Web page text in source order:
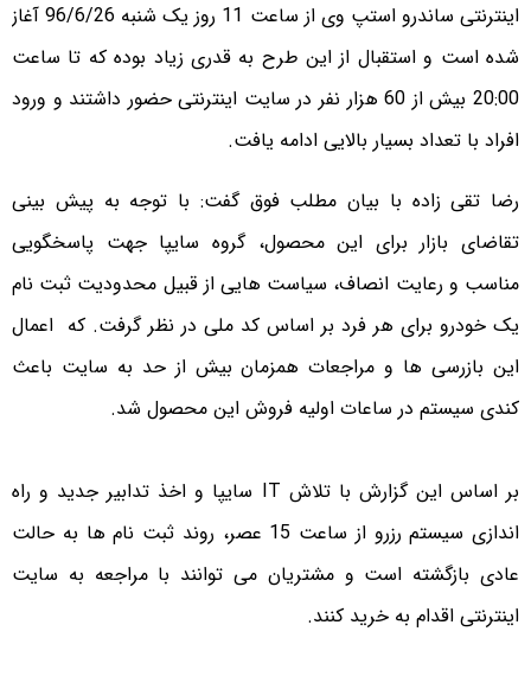
اینترنتی ساندرو استپ وی از ساعت 11 روز یک شنبه 96/6/26 آغاز
شده است و استقبال از این طرح به قدری زیاد بوده که تا ساعت
20:00 بیش از 60 هزار نفر در سایت اینترنتی حضور داشتند و ورود
افراد با تعداد بسیار بالایی ادامه یافت.
رضا تقی زاده با بیان مطلب فوق گفت: با توجه به پیش بینی
تقاضای بازار برای این محصول، گروه سایپا جهت پاسخگویی
مناسب و رعایت انصاف، سیاست هایی از قبیل محدودیت ثبت نام
یک خودرو برای هر فرد بر اساس کد ملی در نظر گرفت. که اعمال
این بازرسی ها و مراجعات همزمان بیش از حد به سایت باعث
کندی سیستم در ساعات اولیه فروش این محصول شد.
بر اساس این گزارش با تلاش IT سایپا و اخذ تدابیر جدید و راه
اندازی سیستم رزرو از ساعت 15 عصر، روند ثبت نام ها به حالت
عادی بازگشته است و مشتریان می توانند با مراجعه به سایت
اینترنتی اقدام به خرید کنند.